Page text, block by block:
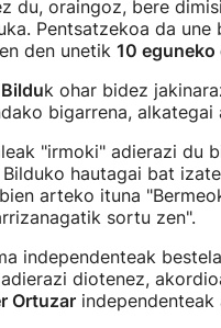
du, oraingoz, bere
Pentsatzekoa da
den unetik 10 eguneko
k ohar bidez
bigarrena,
"irmoki" adierazi du
hautagai bat
arteko ituna
sortu zen".
independenteak
diotenez,
Ortuzarindependenteak